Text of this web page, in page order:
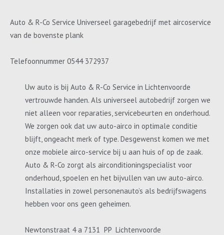
Auto & R-Co Service Universeel garagebedrijf met aircoservice
van de bovenste plank
Telefoonnummer 0544 372937
Uw auto is bij Auto & R-Co Service in Lichtenvoorde
vertrouwde handen. Als universeel autobedrijf zorgen we
niet alleen voor reparaties, servicebeurten en onderhoud.
We zorgen ook dat uw auto-airco in optimale conditie
blijft, ongeacht merk of type. Desgewenst komen we met
onze mobiele airco-service bij u aan huis of op de zaak.
Auto & R-Co zorgt als airconditioningspecialist voor
onderhoud, spoelen en het bijvullen van uw auto-airco.
Installaties in zowel personenauto’s als bedrijfswagens
hebben voor ons geen geheimen.
Newtonstraat 4 a 7131 PP Lichtenvoorde